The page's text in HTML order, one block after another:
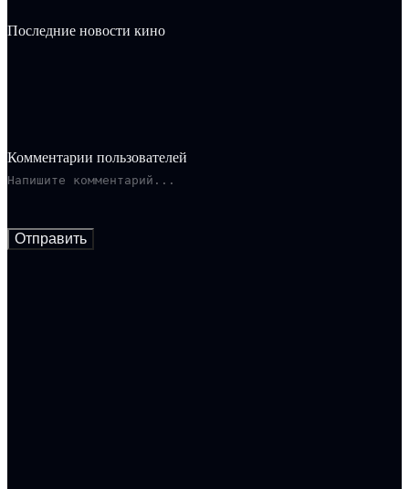
Последние новости кино
Комментарии пользователей
Отправить